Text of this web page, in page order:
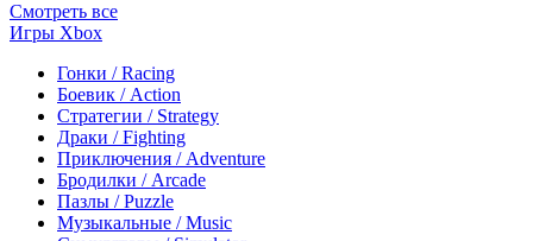
Смотреть все
Игры Xbox
Гонки / Racing
Боевик / Action
Стратегии / Strategy
Драки / Fighting
Приключения / Adventure
Бродилки / Arcade
Пазлы / Puzzle
Музыкальные / Music